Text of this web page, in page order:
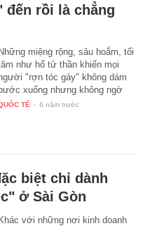
rồi là chẳng
Những miệng rộng, sâu hoắm, tối
như hố tử thần khiến mọi
"rợn tóc gáy" không dám
bước xuống nhưng không ngờ
TẾ - 6 năm trước
biệt chỉ dành
ở Sài Gòn
với những nơi kinh doanh